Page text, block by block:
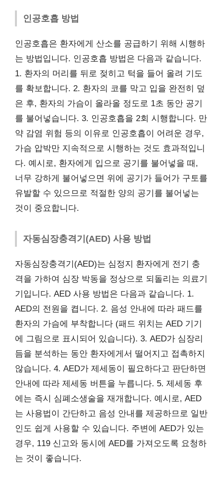
인공호흡 방법
인공호흡은 환자에게 산소를 공급하기 위해 시행하
는 방법입니다. 인공호흡 방법은 다음과 같습니다.
1. 환자의 머리를 뒤로 젖히고 턱을 들어 올려 기도
를 확보합니다. 2. 환자의 코를 막고 입을 완전히 덮
은 후, 환자의 가슴이 올라올 정도로 1초 동안 공기
를 불어넣습니다. 3. 인공호흡을 2회 시행합니다. 만
약 감염 위험 등의 이유로 인공호흡이 어려운 경우,
가슴 압박만 지속적으로 시행하는 것도 효과적입니
다. 예시로, 환자에게 입으로 공기를 불어넣을 때,
너무 강하게 불어넣으면 위에 공기가 들어가 구토를
유발할 수 있으므로 적절한 양의 공기를 불어넣는
것이 중요합니다.
자동심장충격기(AED) 사용 방법
자동심장충격기(AED)는 심정지 환자에게 전기 충
격을 가하여 심장 박동을 정상으로 되돌리는 의료기
기입니다. AED 사용 방법은 다음과 같습니다. 1.
AED의 전원을 켭니다. 2. 음성 안내에 따라 패드를
환자의 가슴에 부착합니다 (패드 위치는 AED 기기
에 그림으로 표시되어 있습니다). 3. AED가 심장리
듬을 분석하는 동안 환자에게서 떨어지고 접촉하지
않습니다. 4. AED가 제세동이 필요하다고 판단하면
안내에 따라 제세동 버튼을 누릅니다. 5. 제세동 후
에는 즉시 심폐소생술을 재개합니다. 예시로, AED
는 사용법이 간단하고 음성 안내를 제공하므로 일반
인도 쉽게 사용할 수 있습니다. 주변에 AED가 있는
경우, 119 신고와 동시에 AED를 가져오도록 요청하
는 것이 좋습니다.